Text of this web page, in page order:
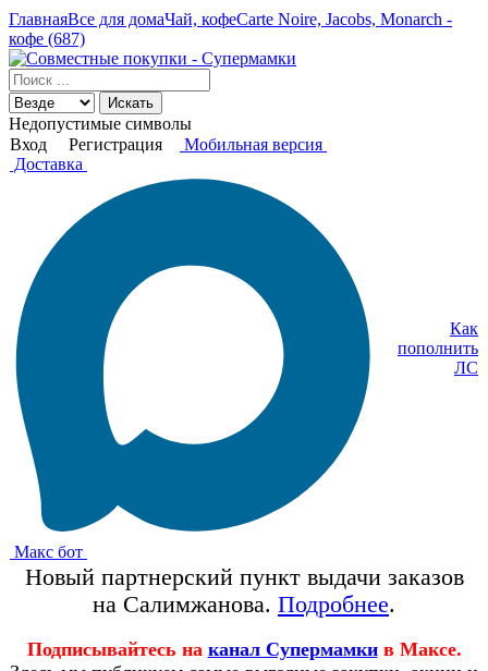
ГлавнаяВсе для домаЧай, кофеCarte Noire, Jacobs, Monarch -
кофе (687)
Искать
Недопустимые символы
Вход
Регистрация
Мобильная версия
Доставка
Макс бот
Как
пополнить
ЛС
Новый партнерский пункт выдачи заказов
на Салимжанова. Подробнее.
Подписывайтесь на канал Супермамки в Максе.